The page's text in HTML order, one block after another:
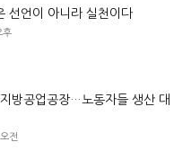
선언이 아니라 실천이다
방공업공장…노동자들 생산 대
전